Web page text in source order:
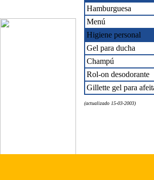
Hamburguesa
Menú
Higiene personal
Gel para ducha
Champú
Rol-on desodorante
Gillette gel para
(actualizado 15-03-2003)